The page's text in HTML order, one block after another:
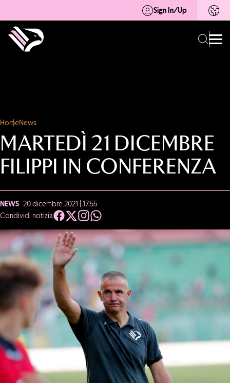
Sign In/Up
HomeNews
MARTEDÌ 21 DICEMBRE
FILIPPI IN CONFERENZA
NEWS- 20 dicembre 2021 | 17:55
Condividi notizia